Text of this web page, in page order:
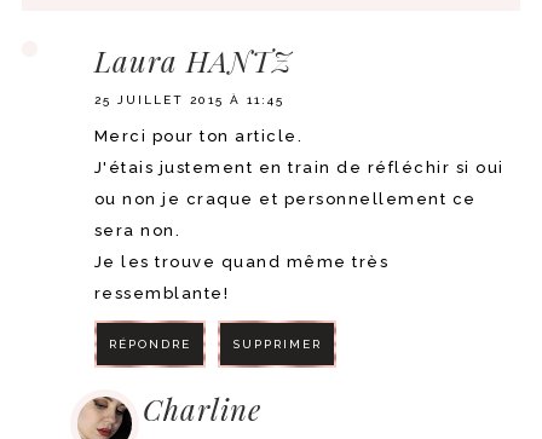
Laura HANTZ
25 JUILLET 2015 À 11:45
Merci pour ton article.
J'étais justement en train de réfléchir si oui
ou non je craque et personnellement ce
sera non.
Je les trouve quand même très
ressemblante!
RÉPONDRE SUPPRIMER
Charline